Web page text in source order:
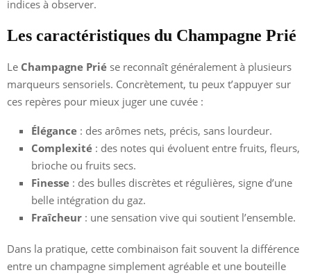
indices à observer.
Les caractéristiques du Champagne Prié
Le Champagne Prié se reconnaît généralement à plusieurs
marqueurs sensoriels. Concrètement, tu peux t’appuyer sur
ces repères pour mieux juger une cuvée :
Élégance : des arômes nets, précis, sans lourdeur.
Complexité : des notes qui évoluent entre fruits, fleurs,
brioche ou fruits secs.
Finesse : des bulles discrètes et régulières, signe d’une
belle intégration du gaz.
Fraîcheur : une sensation vive qui soutient l’ensemble.
Dans la pratique, cette combinaison fait souvent la différence
entre un champagne simplement agréable et une bouteille